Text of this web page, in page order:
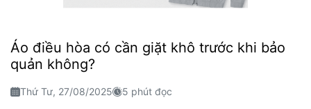
Áo điều hòa có cần giặt khô trước khi bảo
quản không?
Thứ Tư, 27/08/2025 5 phút đọc